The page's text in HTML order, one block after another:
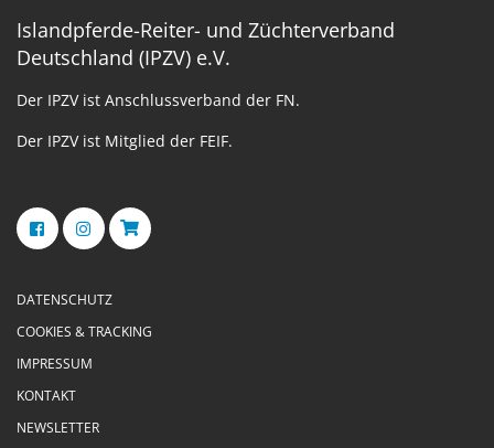
Islandpferde-Reiter- und Züchterverband
Deutschland (IPZV) e.V.
Der IPZV ist Anschlussverband der FN.
Der IPZV ist Mitglied der FEIF.
DATENSCHUTZ
COOKIES & TRACKING
IMPRESSUM
KONTAKT
NEWSLETTER